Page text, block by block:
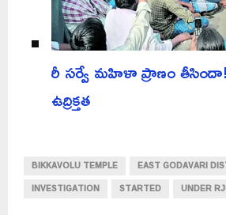
రీ సర్వే మహిళా ప్రాణం తీసిందా!
ఉద్రిక్తత
BIKKAVOLU TEMPLE EAST GODAVARI
INVESTIGATION
STARTED UNDER